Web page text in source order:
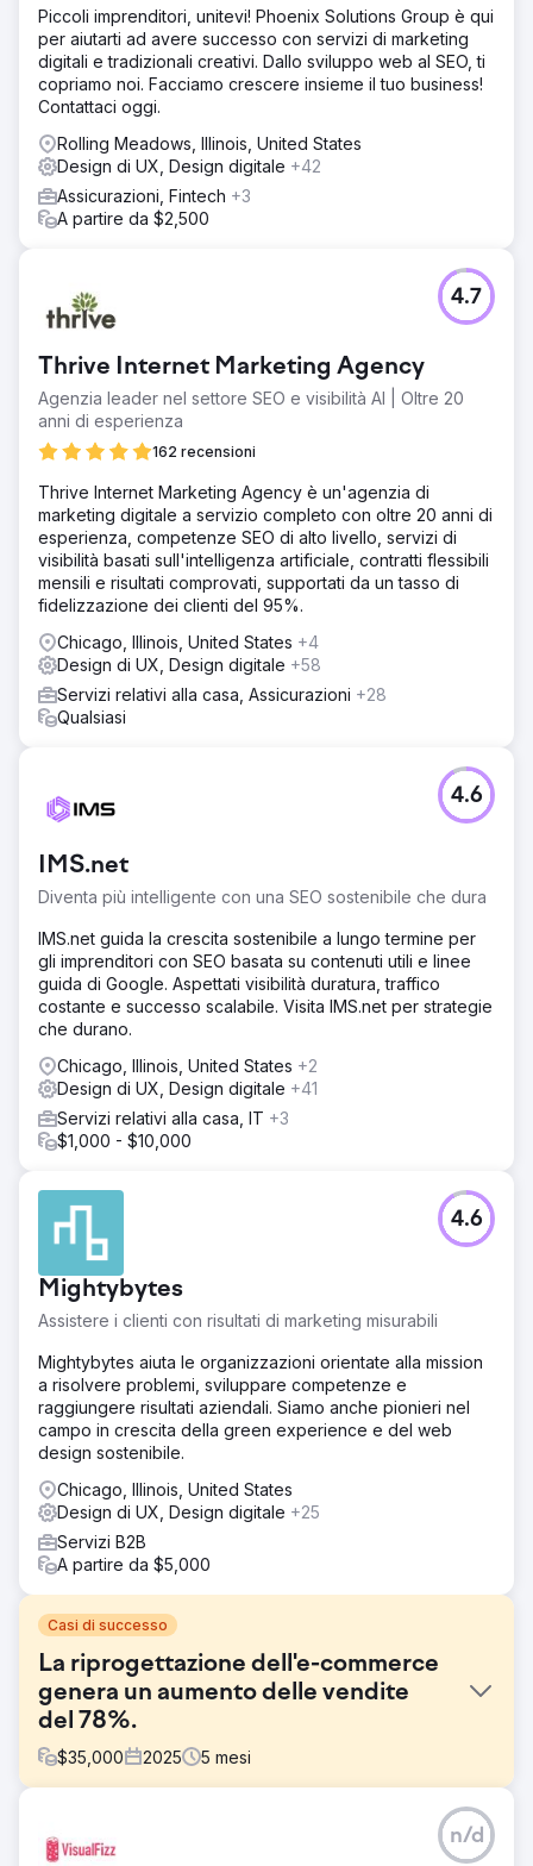
Piccoli imprenditori, unitevi! Phoenix Solutions Group è qui
per aiutarti ad avere successo con servizi di marketing
digitali e tradizionali creativi. Dallo sviluppo web al SEO, ti
copriamo noi. Facciamo crescere insieme il tuo business!
Contattaci oggi.
Rolling Meadows, Illinois, United States
Design di UX, Design digitale +42
Assicurazioni, Fintech +3
A partire da $2,500
Thrive Internet Marketing Agency
Agenzia leader nel settore SEO e visibilità AI | Oltre 20
anni di esperienza
162 recensioni
4.7
Thrive Internet Marketing Agency è un'agenzia di
marketing digitale a servizio completo con oltre 20 anni di
esperienza, competenze SEO di alto livello, servizi di
visibilità basati sull'intelligenza artificiale, contratti flessibili
mensili e risultati comprovati, supportati da un tasso di
fidelizzazione dei clienti del 95%.
Chicago, Illinois, United States +4
Design di UX, Design digitale +58
Servizi relativi alla casa, Assicurazioni +28
Qualsiasi
IMS.net
Diventa più intelligente con una SEO sostenibile che dura
4.6
IMS.net guida la crescita sostenibile a lungo termine per
gli imprenditori con SEO basata su contenuti utili e linee
guida di Google. Aspettati visibilità duratura, traffico
costante e successo scalabile. Visita IMS.net per strategie
che durano.
Chicago, Illinois, United States +2
Design di UX, Design digitale +41
Servizi relativi alla casa, IT +3
$1,000 - $10,000
Mightybytes
Assistere i clienti con risultati di marketing misurabili
4.6
Mightybytes aiuta le organizzazioni orientate alla mission
a risolvere problemi, sviluppare competenze e
raggiungere risultati aziendali. Siamo anche pionieri nel
campo in crescita della green experience e del web
design sostenibile.
Chicago, Illinois, United States
Design di UX, Design digitale +25
Servizi B2B
A partire da $5,000
Casi di successo
La riprogettazione dell'e-commerce
genera un aumento delle vendite
del 78%.
$35,000 2025 5 mesi
Operando in un mercato di arredamento e interior design
n/d